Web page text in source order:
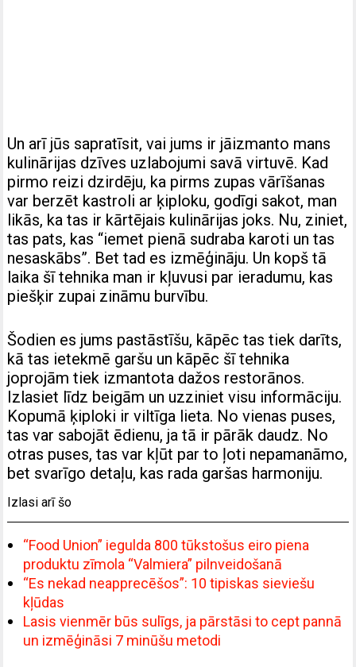
Un arī jūs sapratīsit, vai jums ir jāizmanto mans
kulinārijas dzīves uzlabojumi savā virtuvē. Kad
pirmo reizi dzirdēju, ka pirms zupas vārīšanas
var berzēt kastroli ar ķiploku, godīgi sakot, man
likās, ka tas ir kārtējais kulinārijas joks. Nu, ziniet,
tas pats, kas “iemet pienā sudraba karoti un tas
nesaskābs”. Bet tad es izmēģināju. Un kopš tā
laika šī tehnika man ir kļuvusi par ieradumu, kas
piešķir zupai zināmu burvību.
Šodien es jums pastāstīšu, kāpēc tas tiek darīts,
kā tas ietekmē garšu un kāpēc šī tehnika
joprojām tiek izmantota dažos restorānos.
Izlasiet līdz beigām un uzziniet visu informāciju.
Kopumā ķiploki ir viltīga lieta. No vienas puses,
tas var sabojāt ēdienu, ja tā ir pārāk daudz. No
otras puses, tas var kļūt par to ļoti nepamanāmo,
bet svarīgo detaļu, kas rada garšas harmoniju.
Izlasi arī šo
“Food Union” iegulda 800 tūkstošus eiro piena
produktu zīmola “Valmiera” pilnveidošanā
“Es nekad neapprecēšos”: 10 tipiskas sieviešu
kļūdas
Lasis vienmēr būs sulīgs, ja pārstāsi to cept pannā
un izmēģināsi 7 minūšu metodi